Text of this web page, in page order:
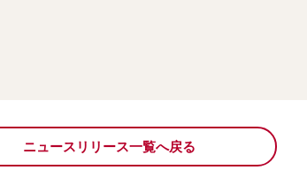
ニュースリリース一覧へ戻る